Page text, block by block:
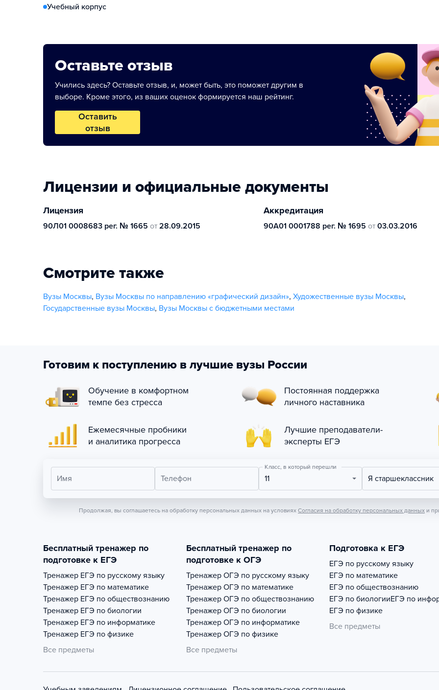
Учебный корпус
Оставьте отзыв
Учились здесь? Оставьте отзыв, и, может быть, это поможет другим в
выборе. Кроме этого, из ваших оценок формируется наш рейтинг.
Оставить
отзыв
Лицензии и официальные документы
Лицензия
90Л01 0008683 рег. № 1665 от 28.09.2015
Аккредитация
90А01 0001788 рег. № 1695 от 03.03.2016
Смотрите также
Вузы Москвы, Вузы Москвы по направлению «графический дизайн», Художественные вузы Москвы,
Государственные вузы Москвы, Вузы Москвы с бюджетными местами
Готовим к поступлению в лучшие вузы России
Обучение в комфортном
темпе без стресса
Постоянная поддержка
личного наставника
Ежемесячные пробники
и аналитика прогресса
Лучшие преподаватели-
эксперты ЕГЭ
Имя Телефон
Класс, в который перешли
11 Я старшеклассник
Продолжая, вы соглашаетесь на обработку персональных данных на условиях Согласия на обработку персональных данных и
Бесплатный тренажер по
подготовке к ЕГЭ
Тренажер ЕГЭ по русскому языку
Тренажер ЕГЭ по математике
Тренажер ЕГЭ по обществознанию
Тренажер ЕГЭ по биологии
Тренажер ЕГЭ по информатике
Тренажер ЕГЭ по физике
Все предметы
Бесплатный тренажер по
подготовке к ОГЭ
Тренажер ОГЭ по русскому языку
Тренажер ОГЭ по математике
Тренажер ОГЭ по обществознанию
Тренажер ОГЭ по биологии
Тренажер ОГЭ по информатике
Тренажер ОГЭ по физике
Все предметы
Подготовка к ЕГЭ
ЕГЭ по русскому языку
ЕГЭ по математике
ЕГЭ по обществознанию
ЕГЭ по биологииЕГЭ по
ЕГЭ по физике
Все предметы